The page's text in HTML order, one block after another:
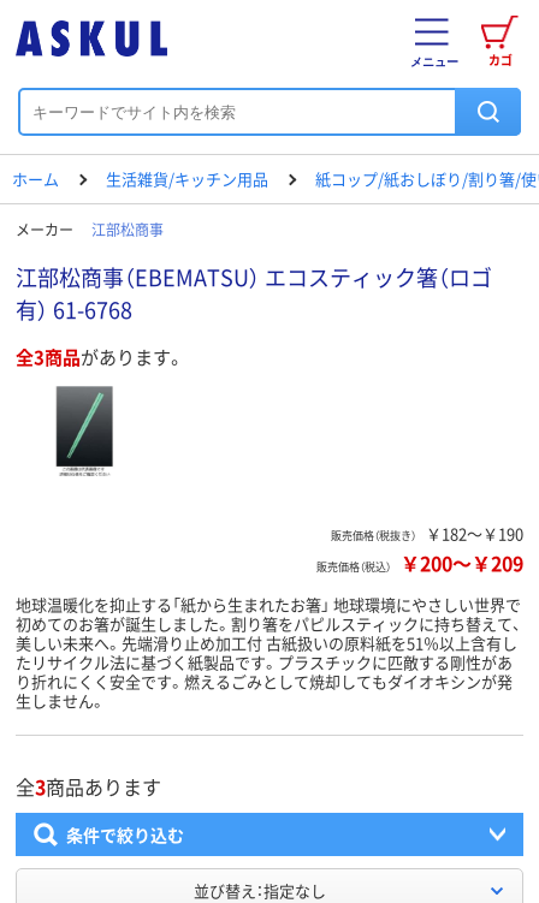
カゴ
メニュー
ホーム 生活雑貨/キッチン用品 紙コップ/紙おしぼり/割り箸/
メーカー 江部松商事
江部松商事（EBEMATSU） エコスティック箸（ロゴ
有） 61-6768
全3商品があります。
販売価格（税抜き） ￥182～￥190
販売価格（税込） ￥200～￥209
地球温暖化を抑止する「紙から生まれたお箸」 地球環境にやさしい世界で
初めてのお箸が誕生しました。割り箸をパピルスティックに持ち替えて、
美しい未来へ。先端滑り止め加工付 古紙扱いの原料紙を51％以上含有し
たリサイクル法に基づく紙製品です。プラスチックに匹敵する剛性があ
り折れにくく安全です。燃えるごみとして焼却してもダイオキシンが発
生しません。
全3商品あります
条件で絞り込む
並び替え：指定なし